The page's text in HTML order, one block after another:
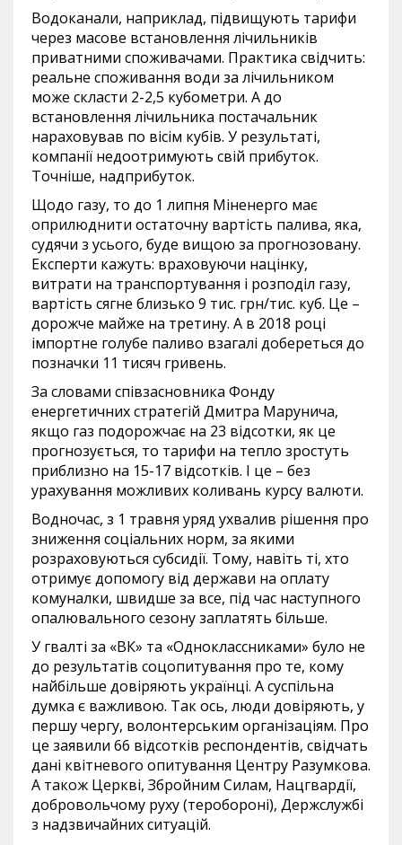
Водоканали, наприклад, підвищують тарифи
через масове встановлення лічильників
приватними споживачами. Практика свідчить:
реальне споживання води за лічильником
може скласти 2-2,5 кубометри. А до
встановлення лічильника постачальник
нараховував по вісім кубів. У результаті,
компанії недоотримують свій прибуток.
Точніше, надприбуток.
Щодо газу, то до 1 липня Міненерго має
оприлюднити остаточну вартість палива, яка,
судячи з усього, буде вищою за прогнозовану.
Експерти кажуть: враховуючи націнку,
витрати на транспортування і розподіл газу,
вартість сягне близько 9 тис. грн/тис. куб. Це –
дорожче майже на третину. А в 2018 році
імпортне голубе паливо взагалі добереться до
позначки 11 тисяч гривень.
За словами співзасновника Фонду
енергетичних стратегій Дмитра Марунича,
якщо газ подорожчає на 23 відсотки, як це
прогнозується, то тарифи на тепло зростуть
приблизно на 15-17 відсотків. І це – без
урахування можливих коливань курсу валюти.
Водночас, з 1 травня уряд ухвалив рішення про
зниження соціальних норм, за якими
розраховуються субсидії. Тому, навіть ті, хто
отримує допомогу від держави на оплату
комуналки, швидше за все, під час наступного
опалювального сезону заплатять більше.
У гвалті за «ВК» та «Одноклассниками» було не
до результатів соцопитування про те, кому
найбільше довіряють українці. А суспільна
думка є важливою. Так ось, люди довіряють, у
першу чергу, волонтерським організаціям. Про
це заявили 66 відсотків респондентів, свідчать
дані квітневого опитування Центру Разумкова.
А також Церкві, Збройним Силам, Нацгвардії,
добровольчому руху (теробороні), Держслужбі
з надзвичайних ситуацій.